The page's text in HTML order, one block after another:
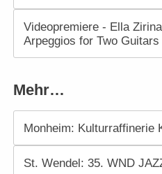
Videopremiere - Ella
Arpeggios for Two Guitars
Mehr…
Monheim: Kulturraffinerie
St. Wendel: 35. WND